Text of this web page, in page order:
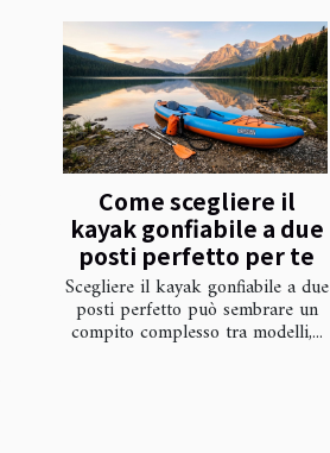
Come scegliere il
kayak gonfiabile a due
posti perfetto per te
Scegliere il kayak gonfiabile a due
posti perfetto può sembrare un
compito complesso tra modelli,...